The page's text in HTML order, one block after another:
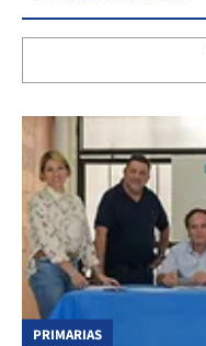
PRIMARIAS